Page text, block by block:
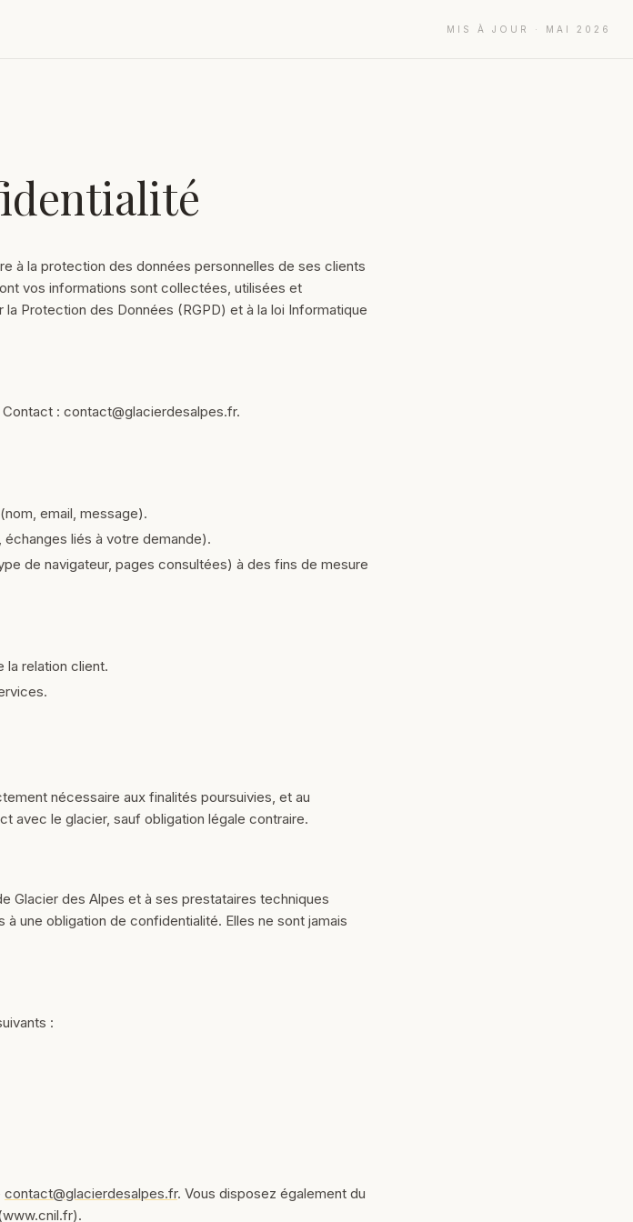
MIS À JOUR · MAI 2026
à la protection des données personnelles de ses clients
vos informations sont collectées, utilisées et
Protection des Données (RGPD) et à la loi Informatique
: contact@glacierdesalpes.fr.
email, message).
liés à votre demande).
de navigateur, pages consultées) à des fins de mesure
la relation client.
nécessaire aux finalités poursuivies, et au
avec le glacier, sauf obligation légale contraire.
Glacier des Alpes et à ses prestataires techniques
une obligation de confidentialité. Elles ne sont jamais
:
contact@glacierdesalpes.fr. Vous disposez également du